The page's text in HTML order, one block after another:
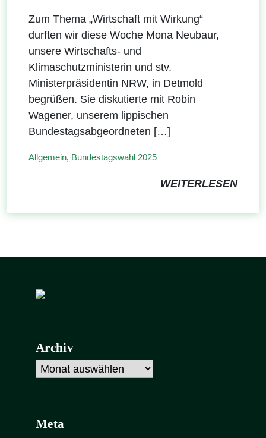
Zum Thema „Wirtschaft mit Wirkung“
durften wir diese Woche Mona Neubaur,
unsere Wirtschafts- und
Klimaschutzministerin und stv.
Ministerpräsidentin NRW, in Detmold
begrüßen. Sie diskutierte mit Robin
Wagener, unserem lippischen
Bundestagsabgeordneten […]
Allgemein, Bundestagswahl 2025
WEITERLESEN
Archiv
Archiv
Meta